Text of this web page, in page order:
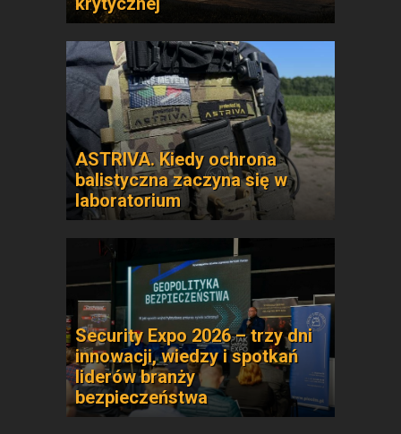
ASTRIVA. Kiedy ochrona
balistyczna zaczyna się w
laboratorium
Security Expo 2026 – trzy dni
innowacji, wiedzy i spotkań
liderów branży
bezpieczeństwa